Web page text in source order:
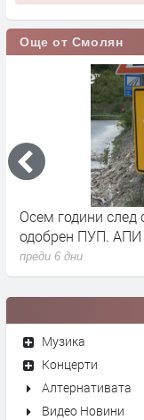
Още от Смолян
Осем години след
одобрен ПУП. АПИ
преди 6 дни
Музика
Концерти
Алтернативата
Видео Новини